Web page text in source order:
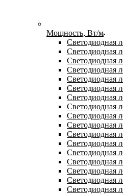
Мощность, Вт/м
Светодиодная
Светодиодная
Светодиодная
Светодиодная
Светодиодная
Светодиодная
Светодиодная
Светодиодная
Светодиодная
Светодиодная
Светодиодная
Светодиодная
Светодиодная
Светодиодная
Светодиодная
Светодиодная
Светодиодная